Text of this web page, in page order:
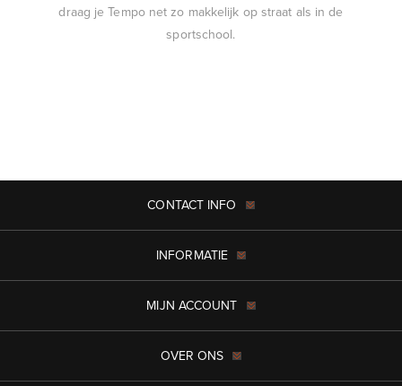
draag je Tempo net zo makkelijk op straat als in de
sportschool.
CONTACT INFO
INFORMATIE
MIJN ACCOUNT
OVER ONS